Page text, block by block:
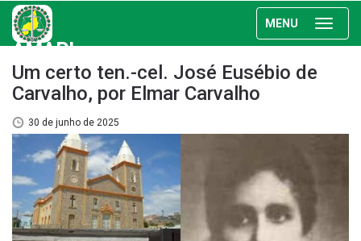
MENU
AMAPI
Um certo ten.-cel. José Eusébio de
Carvalho, por Elmar Carvalho
30 de junho de 2025